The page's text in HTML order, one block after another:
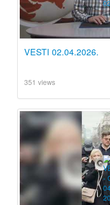
VESTI 02.04.2026.
351 views